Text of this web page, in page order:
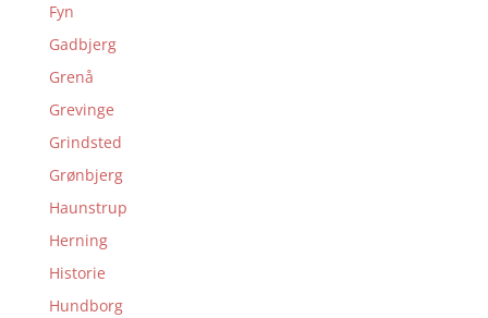
Fyn
Gadbjerg
Grenå
Grevinge
Grindsted
Grønbjerg
Haunstrup
Herning
Historie
Hundborg